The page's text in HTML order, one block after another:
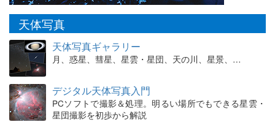
天体写真
天体写真ギャラリー
月、惑星、彗星、星雲・星団、天の川、星景、…
デジタル天体写真入門
PCソフトで撮影＆処理。明るい場所でもできる星雲・
星団撮影を初歩から解説